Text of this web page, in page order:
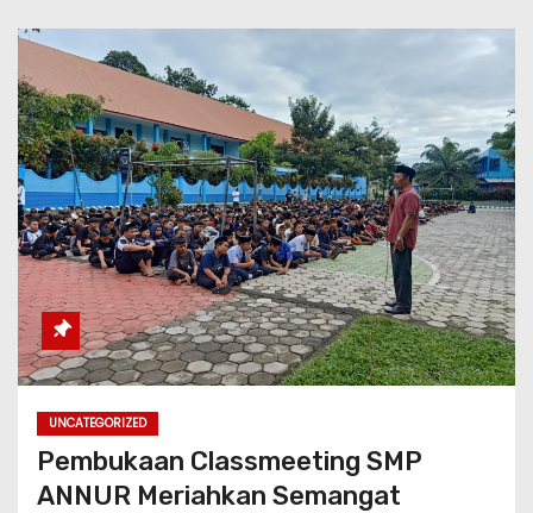
UNCATEGORIZED
Pembukaan Classmeeting SMP
ANNUR Meriahkan Semangat